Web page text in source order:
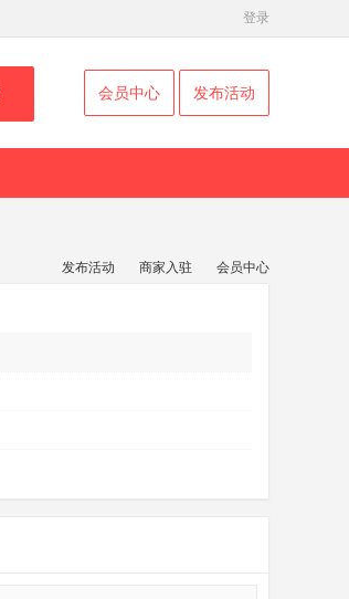
登录
会员中心 发布活动
发布活动 商家入驻 会员中心